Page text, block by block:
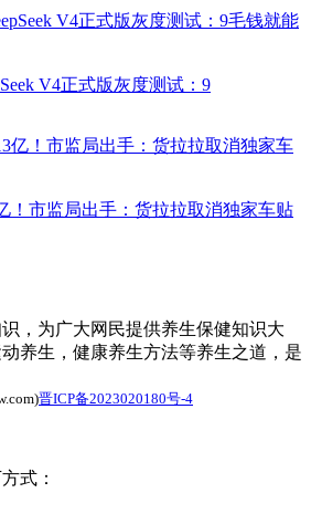
V4正式版灰度测试：9
！市监局出手：货拉拉取消独家车贴
，为广大网民提供养生保健知识大
养生，健康养生方法等养生之道，是
晋ICP备2023020180号-4
式：